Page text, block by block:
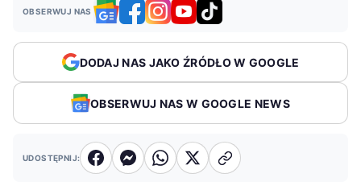
OBSERWUJ NAS
DODAJ NAS JAKO ŹRÓDŁO W GOOGLE
OBSERWUJ NAS W GOOGLE NEWS
UDOSTĘPNIJ: